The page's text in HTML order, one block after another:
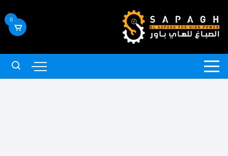
إلى
المحتوى
0